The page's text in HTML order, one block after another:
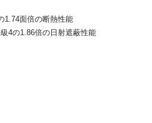
1.74面倍の断熱性能
4の1.86倍の日射遮蔽性能